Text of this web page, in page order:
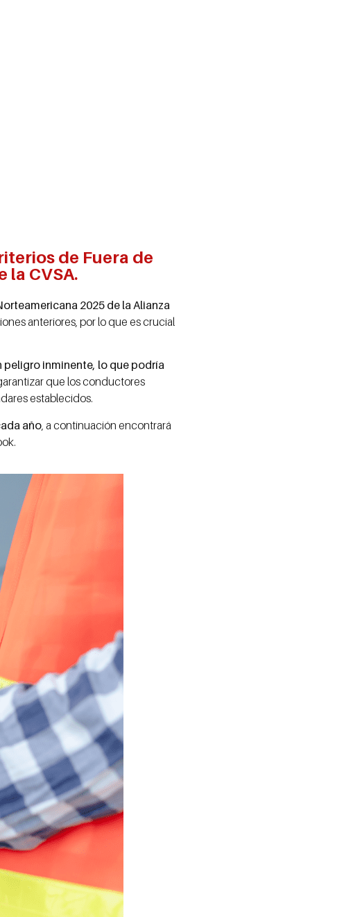
de Fuera de
la CVSA.
2025 de la Alianza
anteriores, por lo que es crucial
peligro inminente, lo que podría
que los conductores
establecidos.
año , a continuación encontrará